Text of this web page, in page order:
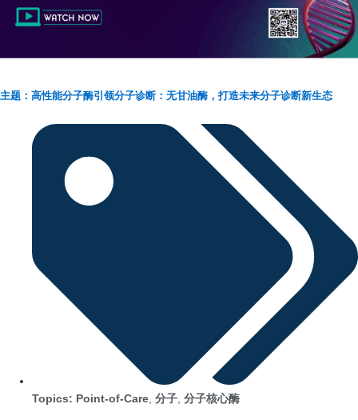
主题：高性能分子酶引领分子诊断：无甘油酶，打造未来分子诊断新生态
Topics: Point-of-Care, 分子, 分子核心酶